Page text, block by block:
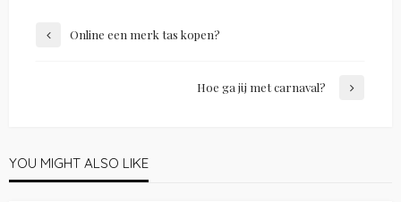
Online een merk tas kopen?
Hoe ga jij met carnaval?
YOU MIGHT ALSO LIKE